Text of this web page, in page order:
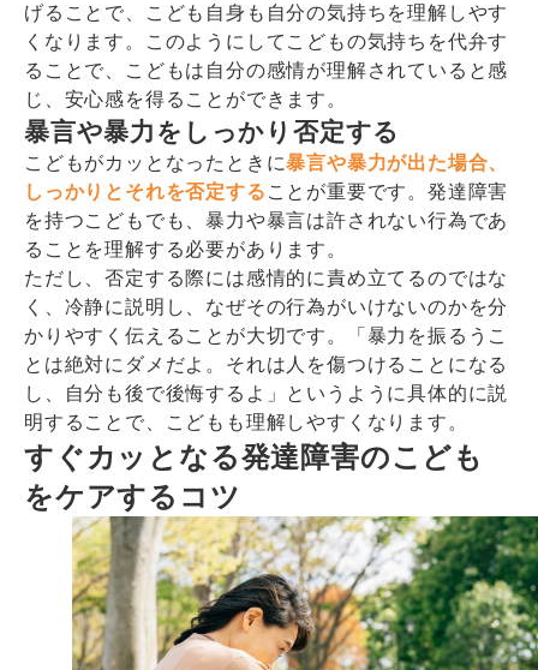
げることで、こども自身も自分の気持ちを理解しやす
くなります。このようにしてこどもの気持ちを代弁す
ることで、こどもは自分の感情が理解されていると感
じ、安心感を得ることができます。
暴言や暴力をしっかり否定する
こどもがカッとなったときに暴言や暴力が出た場合、
しっかりとそれを否定する ことが重要です。発達障害
を持つこどもでも、暴力や暴言は許されない行為であ
ることを理解する必要があります。
ただし、否定する際には感情的に責め立てるのではな
く、冷静に説明し、なぜその行為がいけないのかを分
かりやすく伝えることが大切です。「暴力を振るうこ
とは絶対にダメだよ。それは人を傷つけることになる
し、自分も後で後悔するよ」というように具体的に説
明することで、こどもも理解しやすくなります。
すぐカッとなる発達障害のこども
をケアするコツ